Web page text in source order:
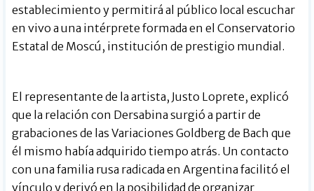
establecimiento y permitirá al público local escuchar
en vivo a una intérprete formada en el Conservatorio
Estatal de Moscú, institución de prestigio mundial.
El representante de la artista, Justo Loprete, explicó
que la relación con Dersabina surgió a partir de
grabaciones de las Variaciones Goldberg de Bach que
él mismo había adquirido tiempo atrás. Un contacto
con una familia rusa radicada en Argentina facilitó el
vínculo y derivó en la posibilidad de organizar